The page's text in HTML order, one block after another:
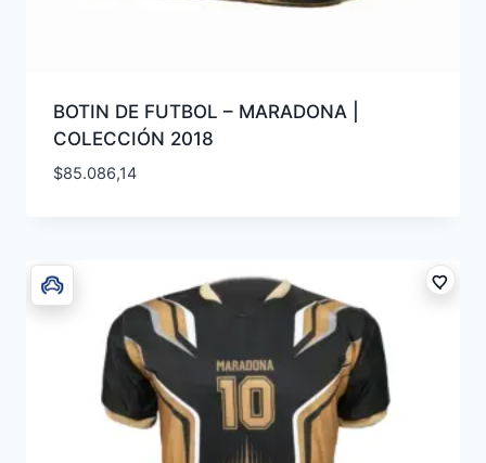
BOTIN DE FUTBOL – MARADONA |
COLECCIÓN 2018
$85.086,14